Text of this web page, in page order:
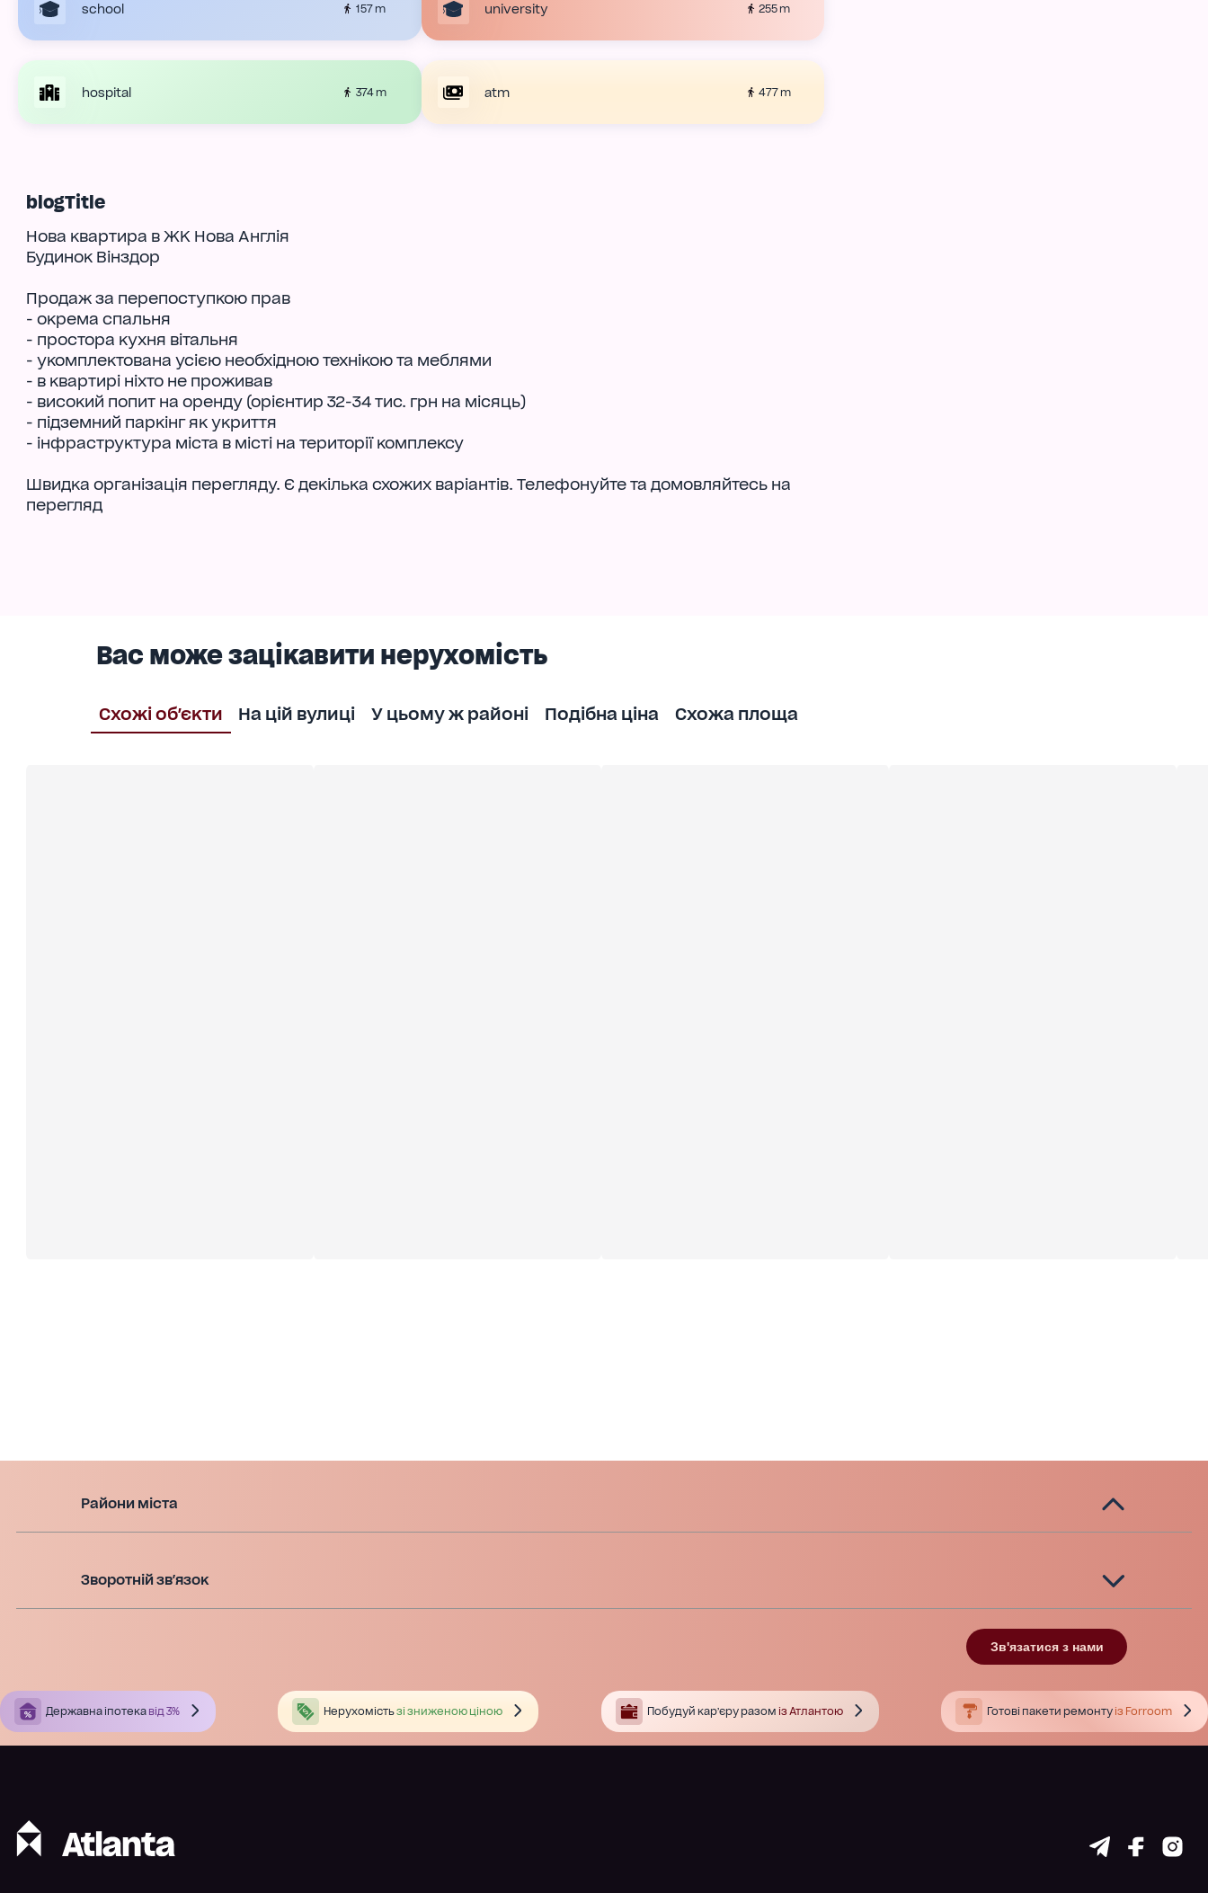
school 157 m university 255 m
hospital 374 m atm 477 m
blogTitle
Нова квартира в ЖК Нова Англія
Будинок Вінздор
Продаж за перепоступкою прав
- окрема спальня
- простора кухня вітальня
- укомплектована усією необхідною технікою та меблями
- в квартирі ніхто не проживав
- високий попит на оренду (орієнтир 32-34 тис. грн на місяць)
- підземний паркінг як укриття
- інфраструктура міста в місті на території комплексу
Швидка організація перегляду. Є декілька схожих варіантів. Телефонуйте та домовляйтесь на
перегляд
Вас може зацікавити нерухомість
Схожі об'єкти На цій вулиці У цьому ж районі Подібна ціна Схожа площа
Райони міста
Зворотній зв'язок
Зв'язатися з нами
Державна іпотека від 3% Нерухомістьзі зниженою ціною Побудуй кар’єру разом із Атлантою Готові пакети ремонтуіз Forroom